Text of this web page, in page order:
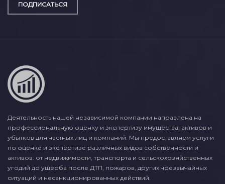
ПОДПИСАТЬСЯ
Деятельность нашей независимой компании направлена на
профессиональную оценку и экспертизу имущества, активов и
убытков для частных лиц и компаний. Мы предоставляем услуги
по оценке и экспертизе различных видов собственности и
активов: от недвижимости, транспорта и сельскохозяйственных
угодий до ущерба после ДТП, пожаров, других чрезвычайных
ситуаций и несанкционированных действий.